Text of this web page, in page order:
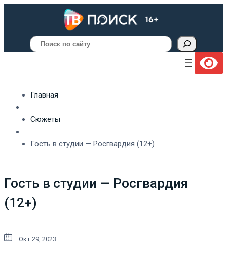
Поиск
Главная
Сюжеты
Гость в студии — Росгвардия (12+)
Гость в студии — Росгвардия
(12+)
Окт 29, 2023